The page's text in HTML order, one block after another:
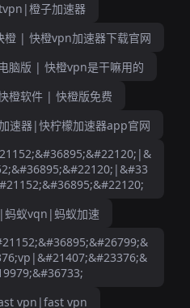
橙子加速器
| 快橙vpn加速器下载官网
脑版 | 快橙vpn是干嘛用的
橙软件 | 快橙版免费
速器|快柠檬加速器app官网
蚂蚁vqn|蚂蚁加速
vpn|fast vpn